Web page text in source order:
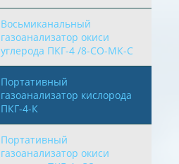
Восьмиканальный
газоанализатор окиси
углерода ПКГ-4 /8-СО-МК-С
Портативный
газоанализатор кислорода
ПКГ-4-К
Портативный
газоанализатор окиси